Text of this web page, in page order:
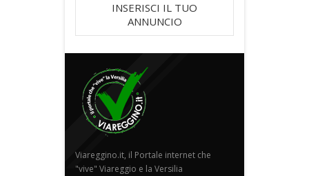
INSERISCI IL TUO
ANNUNCIO
Viareggino.it, il Portale internet che
"vive" Viareggio e la Versilia